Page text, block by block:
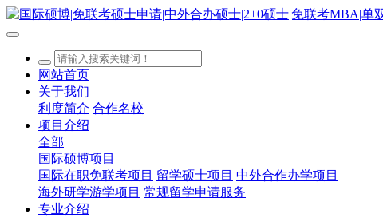
网站首页
关于我们
利度简介 合作名校
项目介绍
全部
国际硕博项目
国际在职免联考项目 留学硕士项目 中外合作办学项目
海外研学游学项目 常规留学申请服务
专业介绍